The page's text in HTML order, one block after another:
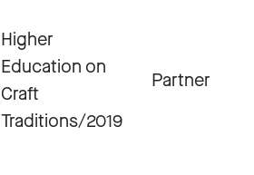
Higher
Education on
Craft
Traditions/2019
Partner